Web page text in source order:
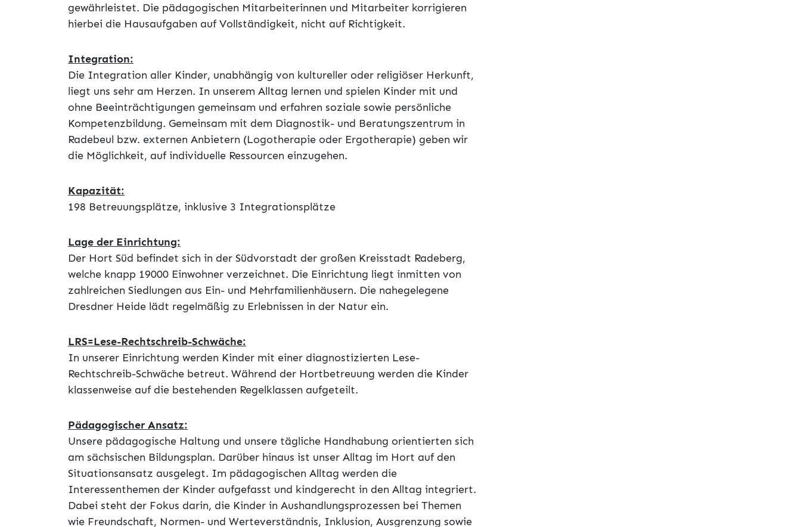
gewährleistet. Die pädagogischen Mitarbeiterinnen und Mitarbeiter korrigieren
hierbei die Hausaufgaben auf Vollständigkeit, nicht auf Richtigkeit.
Integration:
Die Integration aller Kinder, unabhängig von kultureller oder religiöser Herkunft,
liegt uns sehr am Herzen. In unserem Alltag lernen und spielen Kinder mit und
ohne Beeinträchtigungen gemeinsam und erfahren soziale sowie persönliche
Kompetenzbildung. Gemeinsam mit dem Diagnostik- und Beratungszentrum in
Radebeul bzw. externen Anbietern (Logotherapie oder Ergotherapie) geben wir
die Möglichkeit, auf individuelle Ressourcen einzugehen.
Kapazität:
198 Betreuungsplätze, inklusive 3 Integrationsplätze
Lage der Einrichtung:
Der Hort Süd befindet sich in der Südvorstadt der großen Kreisstadt Radeberg,
welche knapp 19000 Einwohner verzeichnet. Die Einrichtung liegt inmitten von
zahlreichen Siedlungen aus Ein- und Mehrfamilienhäusern. Die nahegelegene
Dresdner Heide lädt regelmäßig zu Erlebnissen in der Natur ein.
LRS=Lese-Rechtschreib-Schwäche:
In unserer Einrichtung werden Kinder mit einer diagnostizierten Lese-
Rechtschreib-Schwäche betreut. Während der Hortbetreuung werden die Kinder
klassenweise auf die bestehenden Regelklassen aufgeteilt.
Pädagogischer Ansatz:
Unsere pädagogische Haltung und unsere tägliche Handhabung orientierten sich
am sächsischen Bildungsplan. Darüber hinaus ist unser Alltag im Hort auf den
Situationsansatz ausgelegt. Im pädagogischen Alltag werden die
Interessenthemen der Kinder aufgefasst und kindgerecht in den Alltag integriert.
Dabei steht der Fokus darin, die Kinder in Aushandlungsprozessen bei Themen
wie Freundschaft, Normen- und Werteverständnis, Inklusion, Ausgrenzung sowie